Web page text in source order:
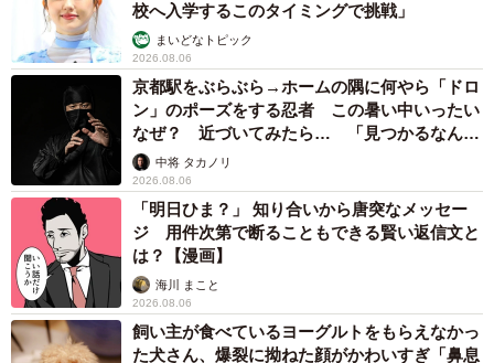
校へ入学するこのタイミングで挑戦」
まいどなトピック
2026.08.06
京都駅をぶらぶら→ホームの隅に何やら「ドロ
ン」のポーズをする忍者 この暑い中いったい
なぜ？ 近づいてみたら… 「見つかるなんて
未熟」中将 タカノリ
2026.08.06
「明日ひま？」 知り合いから唐突なメッセー
ジ 用件次第で断ることもできる賢い返信文と
は？【漫画】
海川 まこと
2026.08.06
飼い主が食べているヨーグルトをもらえなかっ
た犬さん、爆裂に拗ねた顔がかわいすぎ「鼻息